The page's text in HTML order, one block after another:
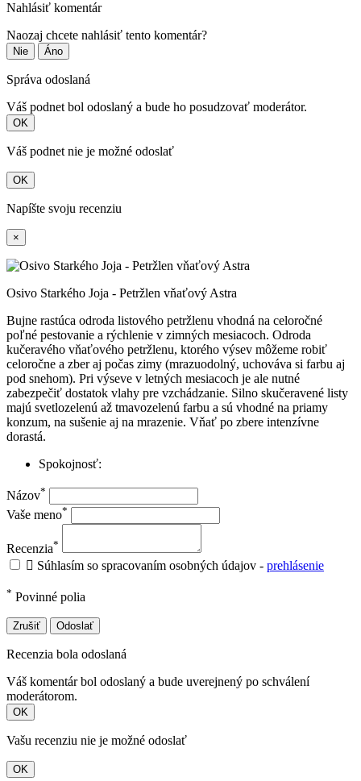
Nahlásiť komentár
Naozaj chcete nahlásiť tento komentár?
Nie Áno
Správa odoslaná
Váš podnet bol odoslaný a bude ho posudzovať moderátor.
OK
Váš podnet nie je možné odoslať
OK
Napíšte svoju recenziu
×
Osivo Starkého Joja - Petržlen vňaťový Astra
Bujne rastúca odroda listového petržlenu vhodná na celoročné
poľné pestovanie a rýchlenie v zimných mesiacoch. Odroda
kučeravého vňaťového petržlenu, ktorého výsev môžeme robiť
celoročne a zber aj počas zimy (mrazuodolný, uchováva si farbu aj
pod snehom). Pri výseve v letných mesiacoch je ale nutné
zabezpečiť dostatok vlahy pre vzchádzanie. Silno skučeravené listy
majú svetlozelenú až tmavozelenú farbu a sú vhodné na priamy
konzum, na sušenie aj na mrazenie. Vňať po zbere intenzívne
dorastá.
Spokojnosť:
Názov*
Vaše meno*
Recenzia*
 Súhlasím so spracovaním osobných údajov - prehlásenie
* Povinné polia
Zrušiť Odoslať
Recenzia bola odoslaná
Váš komentár bol odoslaný a bude uverejnený po schválení
moderátorom.
OK
Vašu recenziu nie je možné odoslať
OK